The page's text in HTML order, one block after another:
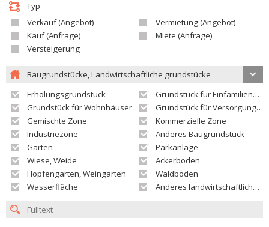
Typ
Verkauf (Angebot)
Vermietung (Angebot)
Kauf (Anfrage)
Miete (Anfrage)
Versteigerung
Baugrundstücke, Landwirtschaftliche grundstücke
Erholungsgrundstück
Grundstück für Einfamilienhäuser
Grundstück für Wohnhäuser
Grundstück für Versorgungseinrichtungen
Gemischte Zone
Kommerzielle Zone
Industriezone
Anderes Baugrundstück
Garten
Parkanlage
Wiese, Weide
Ackerboden
Hopfengarten, Weingarten
Waldboden
Wasserfläche
Anderes landwirtschaftliches Grundstück